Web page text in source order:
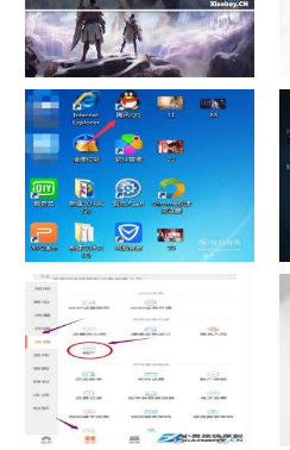
chrome数据转移
如何看认识QQ好友具体多少天
了